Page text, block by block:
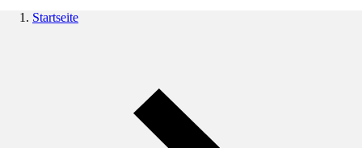
Startseite